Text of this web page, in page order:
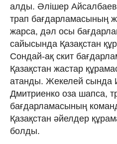
алды. Әлішер
трап бағдарламасының
жарса, дәл осы
сайысында Қазақстан
Сондай-ақ скит
Қазақстан жастар
атанды. Жекелей сында
Дмитриенко оза шапса,
бағдарламасының
Қазақстан әйелдер
болды.